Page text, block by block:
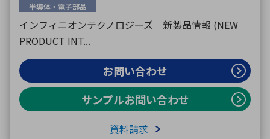
半導体・電子部品
インフィニオンテクノロジーズ 新製品情報 (NEW
PRODUCT INT...
お問い合わせ
サンプルお問い合わせ
資料請求